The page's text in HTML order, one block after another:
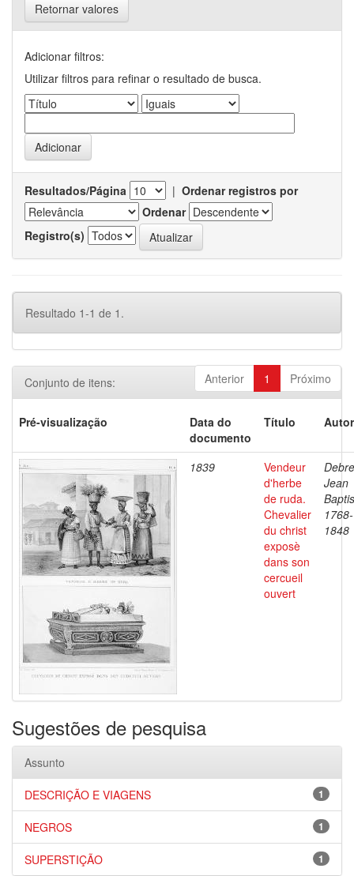
Retornar valores
Adicionar filtros:
Utilizar filtros para refinar o resultado de busca.
Resultados/Página | Ordenar registros por
Ordenar
Registro(s)
Resultado 1-1 de 1.
Anterior 1 Próximo
Conjunto de itens:
Pré-visualização
Data do
documento
Título
1839
Vendeur
d'herbe
de ruda.
Chevalier
du christ
exposè
dans son
cercueil
ouvert
Jean
1768-
1848
Sugestões de pesquisa
Assunto
1
DESCRIÇÃO E VIAGENS
1
NEGROS
1
SUPERSTIÇÃO